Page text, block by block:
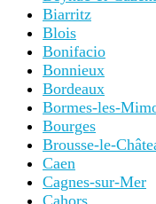
Biarritz
Blois
Bonifacio
Bonnieux
Bordeaux
Bormes-les-
Bourges
Brousse-le-
Caen
Cagnes-sur-Mer
Cahors